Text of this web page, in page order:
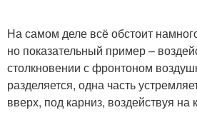
На самом деле всё обстоит
но показательный пример –
столкновении с фронтоном
разделяется, одна часть
вверх, под карниз, воздействуя на